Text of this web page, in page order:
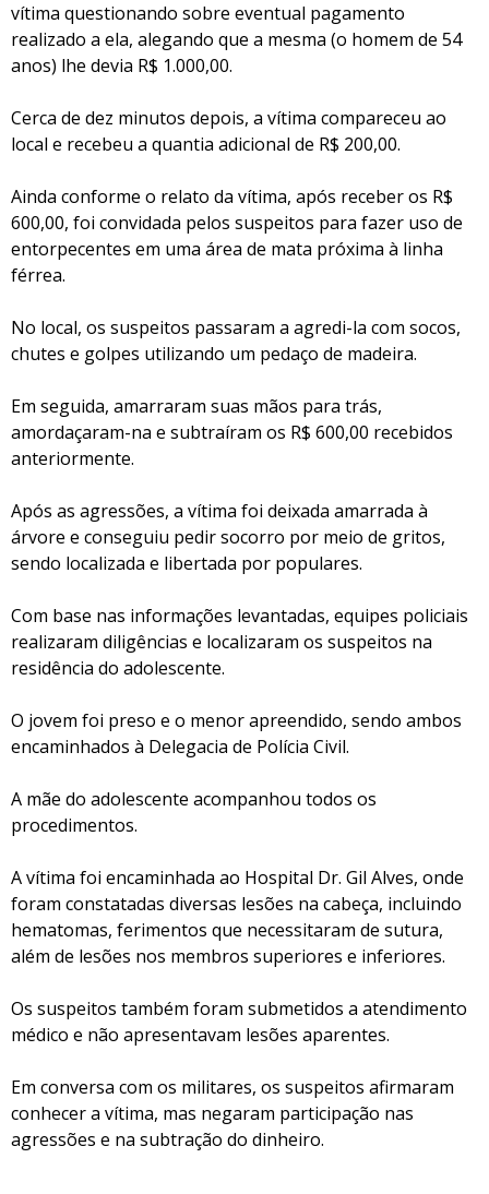
vítima questionando sobre eventual pagamento
realizado a ela, alegando que a mesma (o homem de 54
anos) lhe devia R$ 1.000,00.
Cerca de dez minutos depois, a vítima compareceu ao
local e recebeu a quantia adicional de R$ 200,00.
Ainda conforme o relato da vítima, após receber os R$
600,00, foi convidada pelos suspeitos para fazer uso de
entorpecentes em uma área de mata próxima à linha
férrea.
No local, os suspeitos passaram a agredi-la com socos,
chutes e golpes utilizando um pedaço de madeira.
Em seguida, amarraram suas mãos para trás,
amordaçaram-na e subtraíram os R$ 600,00 recebidos
anteriormente.
Após as agressões, a vítima foi deixada amarrada à
árvore e conseguiu pedir socorro por meio de gritos,
sendo localizada e libertada por populares.
Com base nas informações levantadas, equipes policiais
realizaram diligências e localizaram os suspeitos na
residência do adolescente.
O jovem foi preso e o menor apreendido, sendo ambos
encaminhados à Delegacia de Polícia Civil.
A mãe do adolescente acompanhou todos os
procedimentos.
A vítima foi encaminhada ao Hospital Dr. Gil Alves, onde
foram constatadas diversas lesões na cabeça, incluindo
hematomas, ferimentos que necessitaram de sutura,
além de lesões nos membros superiores e inferiores.
Os suspeitos também foram submetidos a atendimento
médico e não apresentavam lesões aparentes.
Em conversa com os militares, os suspeitos afirmaram
conhecer a vítima, mas negaram participação nas
agressões e na subtração do dinheiro.